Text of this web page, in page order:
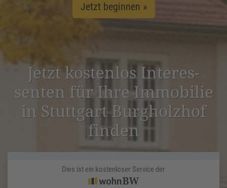
Jetzt beginnen »
Jetzt kostenlos Inter­es­
senten für Ihre Immobilie
in Stuttgart Burgholzhof
finden
Dies ist ein kostenloser Service der